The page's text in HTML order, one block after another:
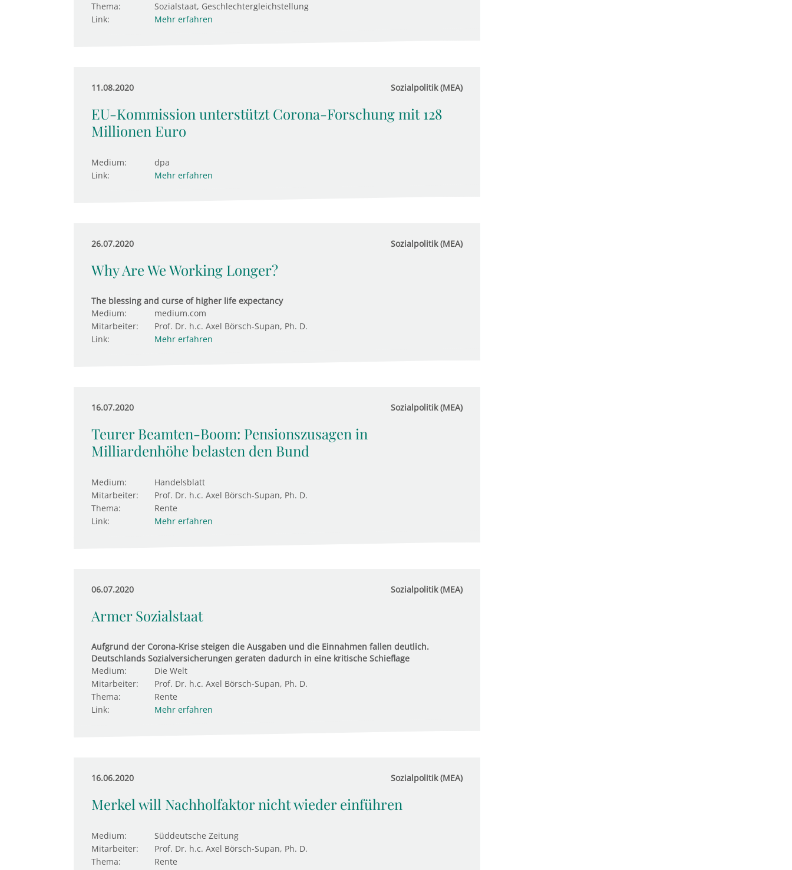
Thema:
Sozialstaat, Geschlechtergleichstellung
Link:
Mehr erfahren
11.08.2020 Sozialpolitik (MEA)
EU-Kommission unterstützt Corona-Forschung mit 128
Millionen Euro
Medium:
dpa
Link:
Mehr erfahren
26.07.2020 Sozialpolitik (MEA)
Why Are We Working Longer?
The blessing and curse of higher life expectancy
Medium:
medium.com
Mitarbeiter:
Prof. Dr. h.c. Axel Börsch-Supan, Ph. D.
Link:
Mehr erfahren
16.07.2020 Sozialpolitik (MEA)
Teurer Beamten-Boom: Pensionszusagen in
Milliardenhöhe belasten den Bund
Medium:
Handelsblatt
Mitarbeiter:
Prof. Dr. h.c. Axel Börsch-Supan, Ph. D.
Thema:
Rente
Link:
Mehr erfahren
06.07.2020 Sozialpolitik (MEA)
Armer Sozialstaat
Aufgrund der Corona-Krise steigen die Ausgaben und die Einnahmen fallen deutlich.
Deutschlands Sozialversicherungen geraten dadurch in eine kritische Schieflage
Medium:
Die Welt
Mitarbeiter:
Prof. Dr. h.c. Axel Börsch-Supan, Ph. D.
Thema:
Rente
Link:
Mehr erfahren
16.06.2020 Sozialpolitik (MEA)
Merkel will Nachholfaktor nicht wieder einführen
Medium:
Süddeutsche Zeitung
Mitarbeiter:
Prof. Dr. h.c. Axel Börsch-Supan, Ph. D.
Thema:
Rente